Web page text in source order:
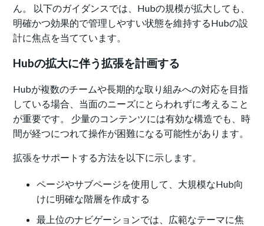
ん。 以下のガイダンスでは、Hubの規模が拡大しても、
明確かつ効果的で管理しやすい状態を維持するHubの設
計に焦点を当てています。
Hubの拡大に伴う拡張を計画する
Hubが複数のチームや長期的な取り組みへの対応を目指
している場合、当面のニーズにとらわれずに考えること
が重要です。 少量のコンテンツには有効な構造でも、時
間が経つにつれて操作が困難になる可能性があります。
拡張をサポートする方法を以下に示します。
ページやサブページを使用して、大規模なHub向
けに明確な階層を作成する
最上位のナビゲーションでは、広範なテーマに焦